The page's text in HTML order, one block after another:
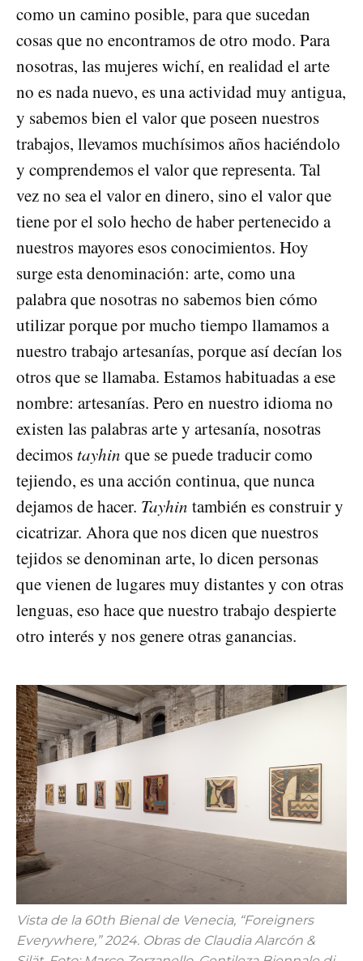
como un camino posible, para que sucedan
cosas que no encontramos de otro modo. Para
nosotras, las mujeres wichí, en realidad el arte
no es nada nuevo, es una actividad muy antigua,
y sabemos bien el valor que poseen nuestros
trabajos, llevamos muchísimos años haciéndolo
y comprendemos el valor que representa. Tal
vez no sea el valor en dinero, sino el valor que
tiene por el solo hecho de haber pertenecido a
nuestros mayores esos conocimientos. Hoy
surge esta denominación: arte, como una
palabra que nosotras no sabemos bien cómo
utilizar porque por mucho tiempo llamamos a
nuestro trabajo artesanías, porque así decían los
otros que se llamaba. Estamos habituadas a ese
nombre: artesanías. Pero en nuestro idioma no
existen las palabras arte y artesanía, nosotras
decimos tayhin que se puede traducir como
tejiendo, es una acción continua, que nunca
dejamos de hacer. Tayhin también es construir y
cicatrizar. Ahora que nos dicen que nuestros
tejidos se denominan arte, lo dicen personas
que vienen de lugares muy distantes y con otras
lenguas, eso hace que nuestro trabajo despierte
otro interés y nos genere otras ganancias.
Vista de la 60th Bienal de Venecia, “Foreigners
Everywhere,” 2024. Obras de Claudia Alarcón &